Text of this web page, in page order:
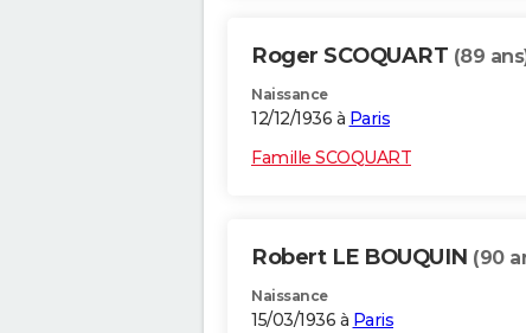
Roger SCOQUART (89
Naissance
12/12/1936 à Paris
Famille SCOQUART
Robert LE BOUQUIN (90
Naissance
15/03/1936 à Paris